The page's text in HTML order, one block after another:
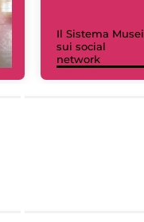
Il Sistema Musei
sui social
network